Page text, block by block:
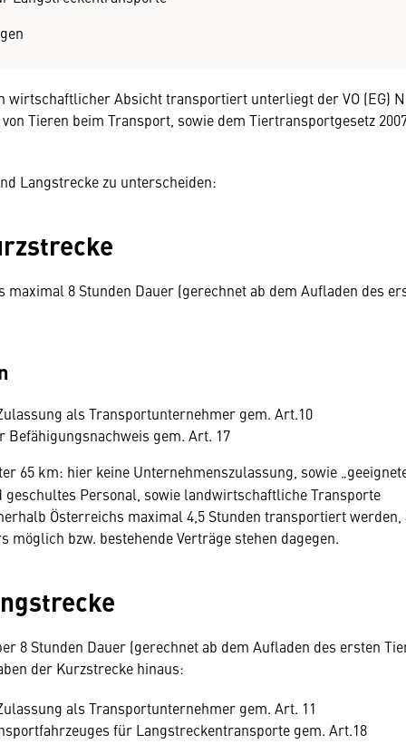
wirtschaftlicher Absicht transportiert unterliegt der VO (EG)
Tieren beim Transport, sowie dem Tiertransportgesetz
Langstrecke zu unterscheiden:
maximal 8 Stunden Dauer (gerechnet ab dem Aufladen des
als Transportunternehmer gem. Art.10
Befähigungsnachweis gem. Art. 17
65 km: hier keine Unternehmenszulassung, sowie
Personal, sowie landwirtschaftliche Transporte
Österreichs maximal 4,5 Stunden transportiert werden,
möglich bzw. bestehende Verträge stehen dagegen.
8 Stunden Dauer (gerechnet ab dem Aufladen des ersten
der Kurzstrecke hinaus:
als Transportunternehmer gem. Art. 11
für Langstreckentransporte gem. Art.18